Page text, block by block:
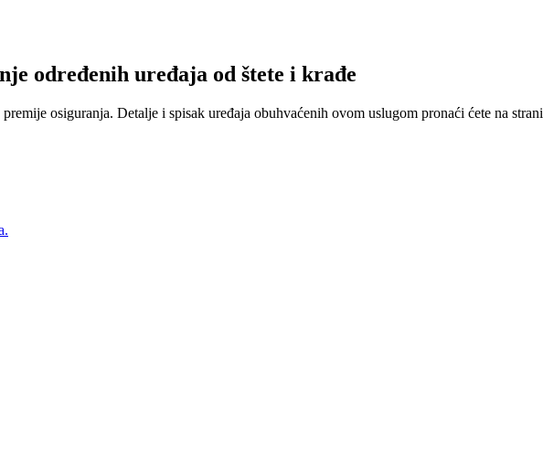
određenih uređaja od štete i krađe
osiguranja. Detalje i spisak uređaja obuhvaćenih ovom uslugom pronaći ćete na strani